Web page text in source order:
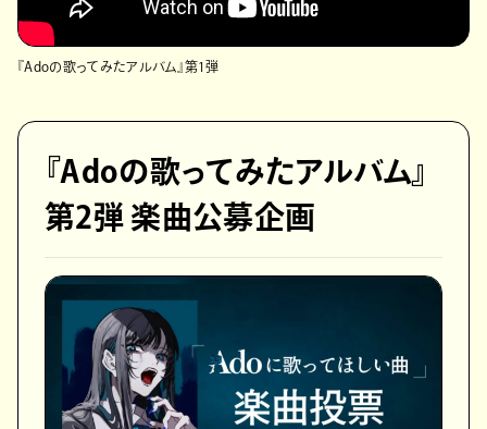
『Adoの歌ってみたアルバム』第1弾
『Adoの歌ってみたアルバム』
第2弾 楽曲公募企画